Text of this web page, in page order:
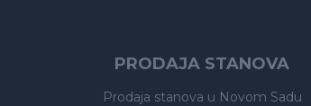
PRODAJA STANOVA
Prodaja stanova u Novom Sadu